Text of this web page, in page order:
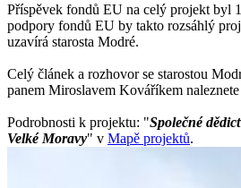
Příspěvek fondů EU na celý projekt byl
podpory fondů EU by takto rozsáhlý
uzavírá starosta Modré.
Celý článek a rozhovor se starostou
panem Miroslavem Kováříkem naleznete
Podrobnosti k projektu: "Společné
Velké Moravy" v Mapě projektů.